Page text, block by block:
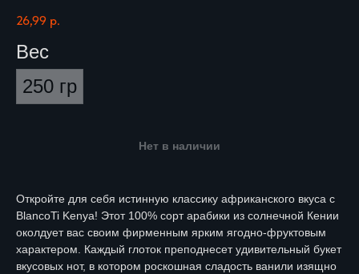
26,99 р.
Вес
250 гр
Нет в наличии
Откройте для себя истинную классику африканского вкуса с
BlancoTi Kenya! Этот 100% сорт арабики из солнечной Кении
околдует вас своим фирменным ярким ягодно-фруктовым
характером. Каждый глоток преподнесет удивительный букет
вкусовых нот, в котором роскошная сладость ванили изящно